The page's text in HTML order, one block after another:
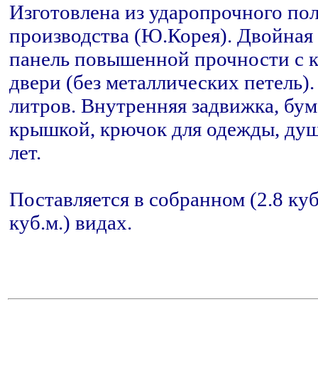
Изготовлена из ударопрочного
производства (Ю.Корея). Двойная
панель повышенной прочности с
двери (без металлических
литров. Внутренняя задвижка,
крышкой, крючок для одежды,
лет.
Поставляется в собранном (2.8
куб.м.) видах.